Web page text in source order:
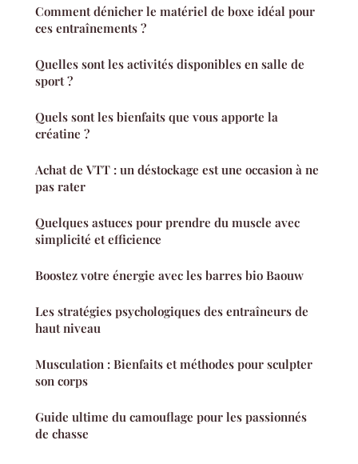
Comment dénicher le matériel de boxe idéal pour
ces entraînements ?
Quelles sont les activités disponibles en salle de
sport ?
Quels sont les bienfaits que vous apporte la
créatine ?
Achat de VTT : un déstockage est une occasion à ne
pas rater
Quelques astuces pour prendre du muscle avec
simplicité et efficience
Boostez votre énergie avec les barres bio Baouw
Les stratégies psychologiques des entraîneurs de
haut niveau
Musculation : Bienfaits et méthodes pour sculpter
son corps
Guide ultime du camouflage pour les passionnés
de chasse